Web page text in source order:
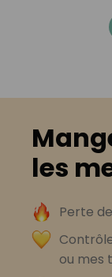
les
Perte
ou mes